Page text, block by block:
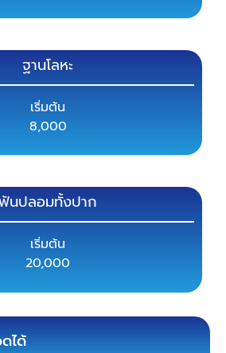
ฐานโลหะ
เริ่มต้น
8,000
นปลอมทั้งปาก
เริ่มต้น
20,000
ได้